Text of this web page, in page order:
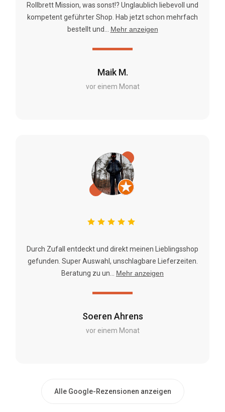
Maik M.
vor einem Monat
Rollbrett Mission, was sonst!? Unglaublich liebevoll und
kompetent geführter Shop. Hab jetzt schon mehrfach
bestellt und...
Mehr anzeigen
Soeren Ahrens
vor einem Monat
Durch Zufall entdeckt und direkt meinen Lieblingsshop
gefunden. Super Auswahl, unschlagbare Lieferzeiten.
Beratung zu un...
Mehr anzeigen
Alle Google-Rezensionen anzeigen